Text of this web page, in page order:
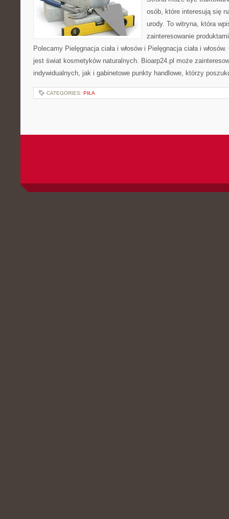
osób, które interesują się
urody. To witryna, która
zainteresowanie
Polecamy Pielęgnacja ciała i włosów i Pielęgnacja ciała i
jest świat kosmetyków naturalnych. Bioarp24.pl może
indywidualnych, jak i gabinetowe punkty handlowe, którzy
CATEGORIES: PIŁA